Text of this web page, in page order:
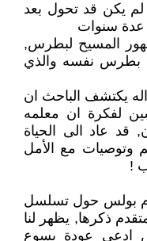
يكن قد تحول بعد
عدة سنوات
المسيح لبطرس,
بطرس نفسه والذي
يكتشف الباحث ان
لفكرة ان معلمه
قد عاد الى الحياة
وتوصيات مع الأمل
!
بولس حول تسلسل
ذكرها, يظهر لنا
ادعى عودة يسوع